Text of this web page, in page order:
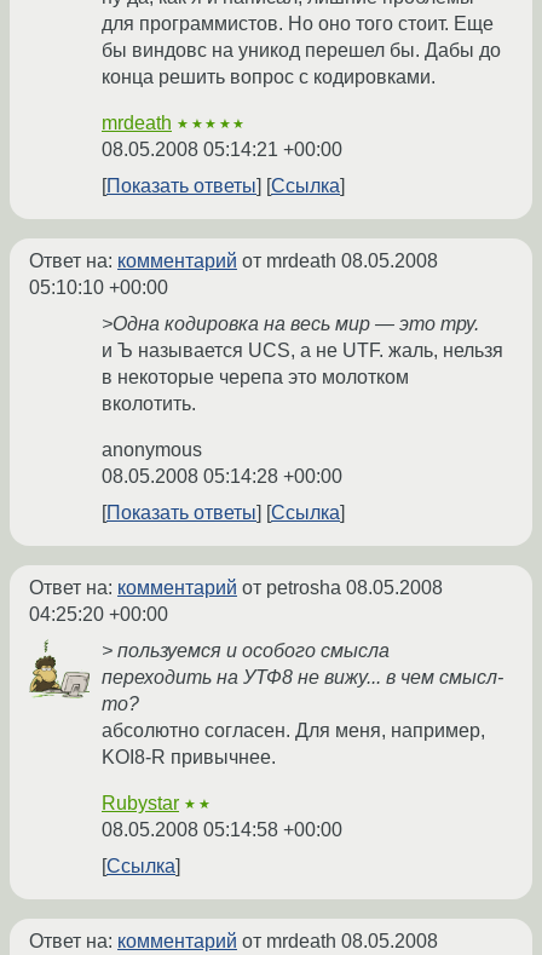
для программистов. Но оно того стоит. Еще
бы виндовс на уникод перешел бы. Дабы до
конца решить вопрос с кодировками.
mrdeath ★★★★★
08.05.2008 05:14:21 +00:00
Показать ответы
Ссылка
Ответ на: комментарий от mrdeath 08.05.2008
05:10:10 +00:00
>Одна кодировка на весь мир — это тру.
и Ъ называется UCS, а не UTF. жаль, нельзя
в некоторые черепа это молотком
вколотить.
anonymous
08.05.2008 05:14:28 +00:00
Показать ответы
Ссылка
Ответ на: комментарий от petrosha 08.05.2008
04:25:20 +00:00
> пользуемся и особого смысла
переходить на УТФ8 не вижу... в чем смысл-
то?
абсолютно согласен. Для меня, например,
KOI8-R привычнее.
Rubystar ★★
08.05.2008 05:14:58 +00:00
Ссылка
Ответ на: комментарий от mrdeath 08.05.2008